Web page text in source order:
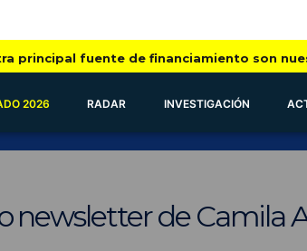
principal fuente de financiamiento son
2026 RADAR INVESTIGACIÓN
newsletter de Camila